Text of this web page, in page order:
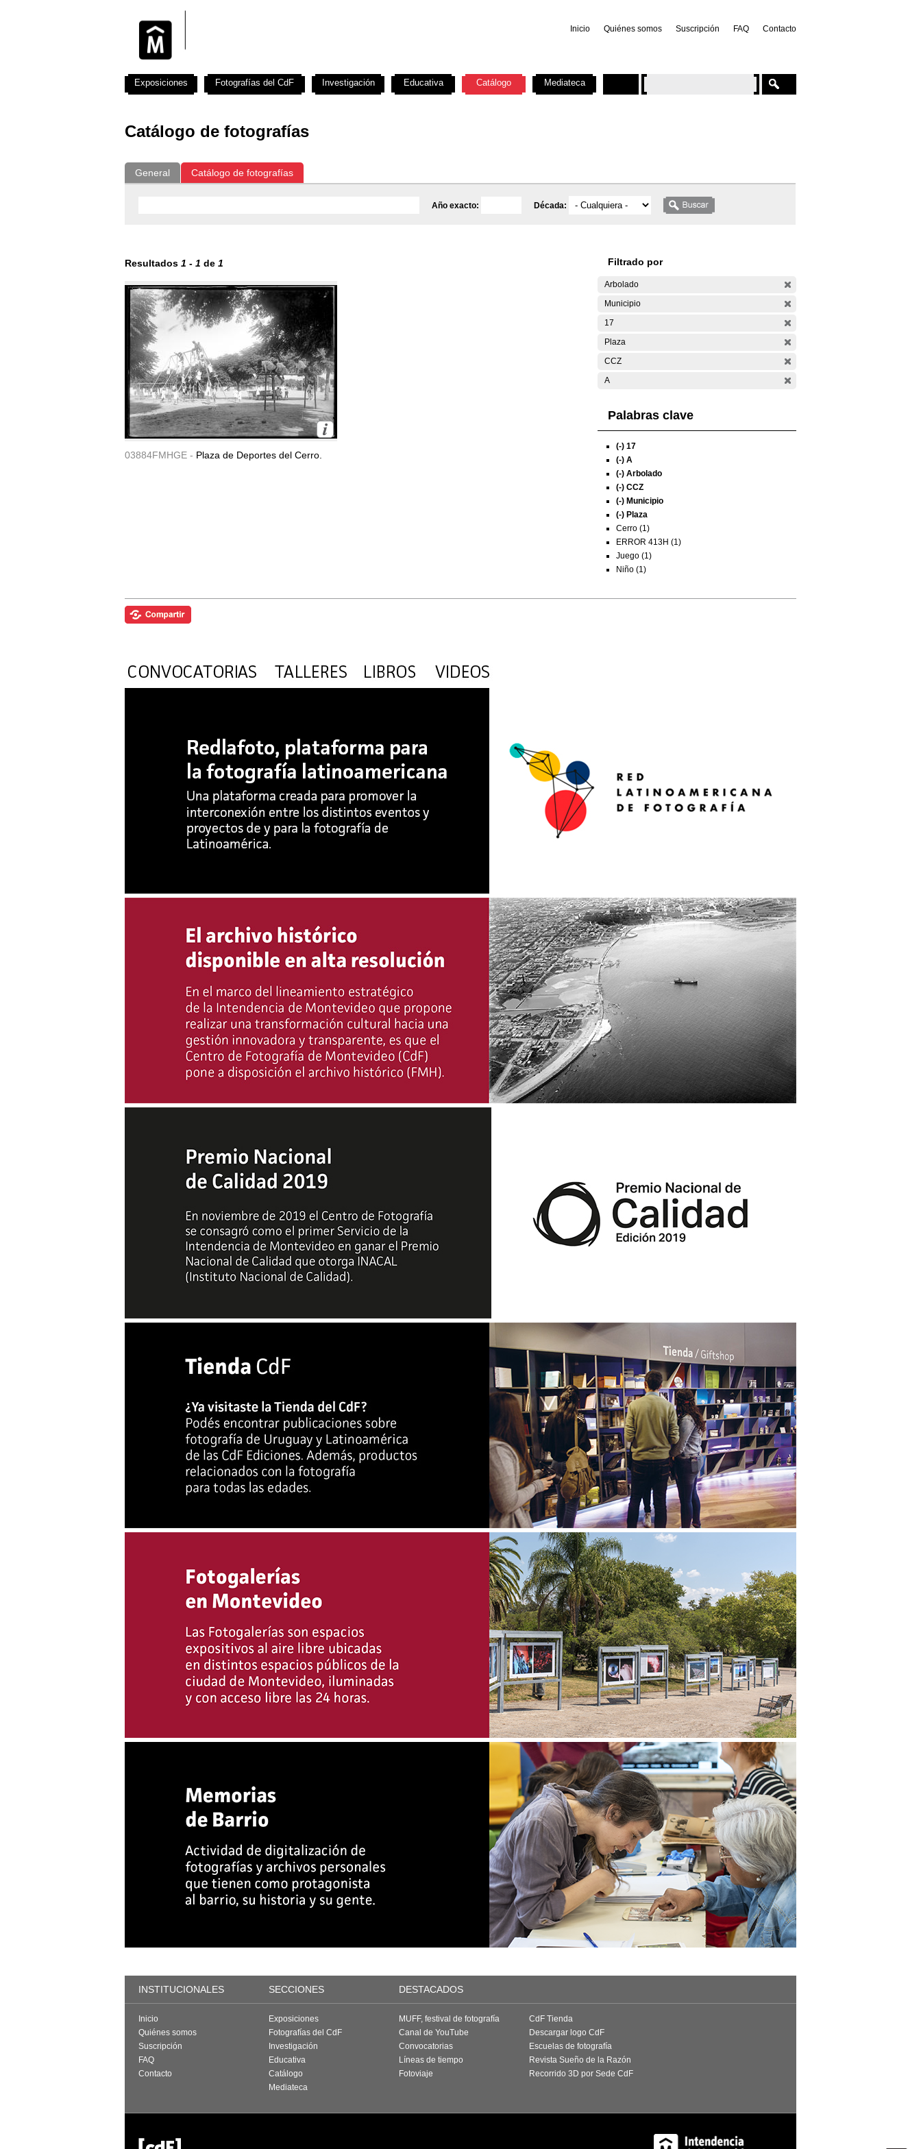
Inicio Quiénes somos Suscripción FAQ Contacto
Catálogo de fotografías
General Catálogo de fotografías
Año exacto: Década:
Resultados 1 - 1 de 1
03884FMHGE - Plaza de Deportes del Cerro.
Filtrado por
Arbolado
Municipio
17
Plaza
CCZ
A
Palabras clave
(-) 17
(-) A
(-) Arbolado
(-) CCZ
(-) Municipio
(-) Plaza
Cerro (1)
ERROR 413H (1)
Juego (1)
Niño (1)
Exposiciones Fotografías del CdF Investigación Educativa Catálogo Mediateca
INSTITUCIONALES SECCIONES DESTACADOS
Inicio
Quiénes somos
Suscripción
FAQ
Contacto
Exposiciones
Fotografías del CdF
Investigación
Educativa
Catálogo
Mediateca
MUFF, festival de fotografía
Canal de YouTube
Convocatorias
Líneas de tiempo
Fotoviaje
CdF Tienda
Descargar logo CdF
Escuelas de fotografía
Revista Sueño de la Razón
Recorrido 3D por Sede CdF